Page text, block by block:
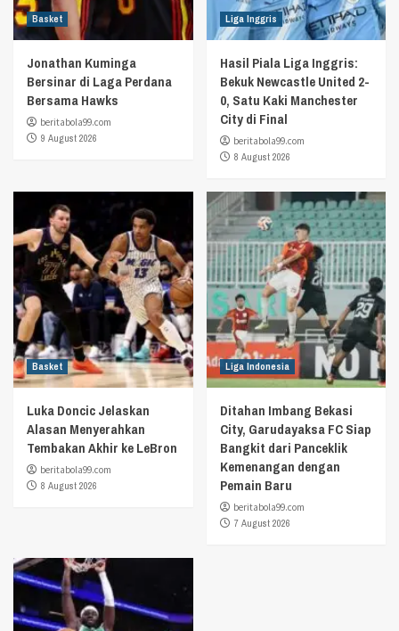
Basket
Jonathan Kuminga
Bersinar di Laga Perdana
Bersama Hawks
beritabola99.com
9 August 2026
Liga Inggris
Hasil Piala Liga Inggris:
Bekuk Newcastle United 2-
0, Satu Kaki Manchester
City di Final
beritabola99.com
8 August 2026
Basket
Luka Doncic Jelaskan
Alasan Menyerahkan
Tembakan Akhir ke LeBron
beritabola99.com
8 August 2026
Liga Indonesia
Ditahan Imbang Bekasi
City, Garudayaksa FC Siap
Bangkit dari Panceklik
Kemenangan dengan
Pemain Baru
beritabola99.com
7 August 2026